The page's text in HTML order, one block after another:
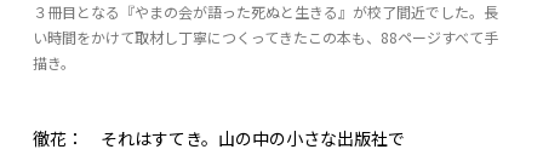
３冊目となる『やまの会が語った死ぬと生きる』が校了間近でした。長
い時間をかけて取材し丁寧につくってきたこの本も、88ページすべて手
描き。
徹花： それはすてき。山の中の小さな出版社で